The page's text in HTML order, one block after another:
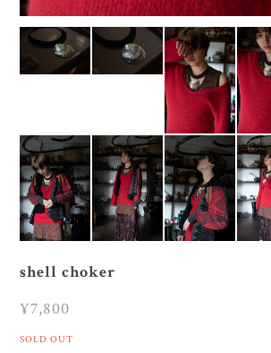
shell choker
¥7,800
SOLD OUT